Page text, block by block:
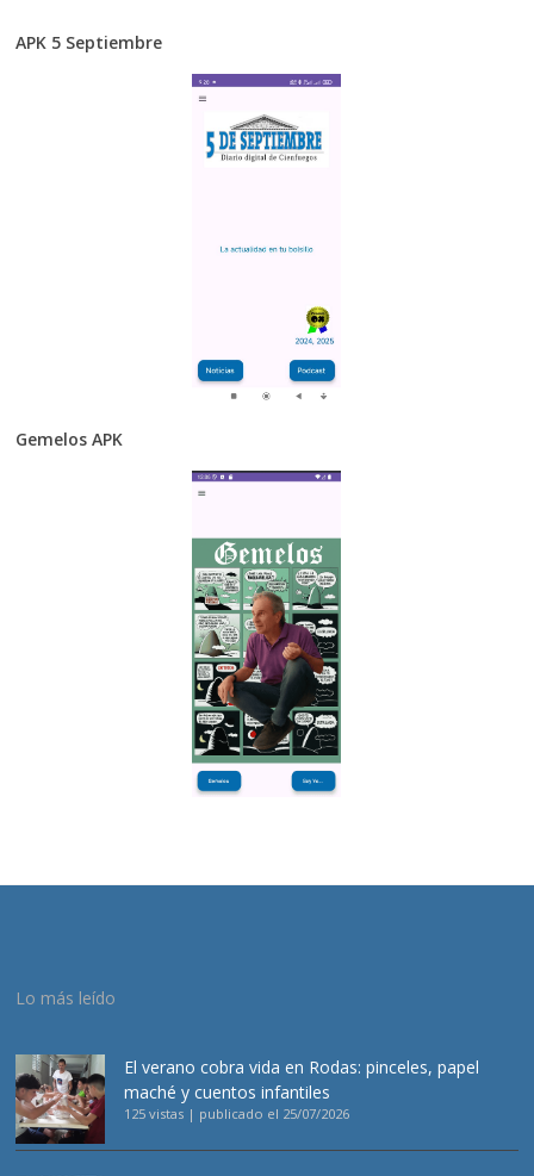
APK 5 Septiembre
Gemelos APK
Lo más leído
El verano cobra vida en Rodas: pinceles, papel
maché y cuentos infantiles
125 vistas | publicado el 25/07/2026